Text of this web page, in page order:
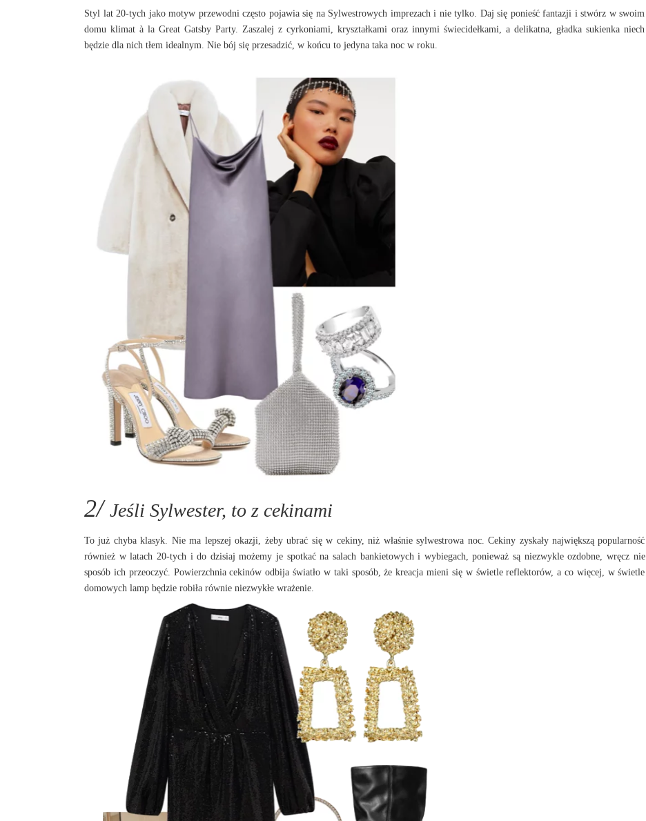
Styl lat 20-tych jako motyw przewodni często pojawia się na Sylwestrowych imprezach i nie tylko. Daj się ponieść fantazji i stwórz w swoim
domu klimat à la Great Gatsby Party. Zaszalej z cyrkoniami, kryształkami oraz innymi świecidełkami, a delikatna, gładka sukienka niech
będzie dla nich tłem idealnym. Nie bój się przesadzić, w końcu to jedyna taka noc w roku.
2/Jeśli Sylwester, to z cekinami
To już chyba klasyk. Nie ma lepszej okazji, żeby ubrać się w cekiny, niż właśnie sylwestrowa noc. Cekiny zyskały największą popularność
również w latach 20-tych i do dzisiaj możemy je spotkać na salach bankietowych i wybiegach, ponieważ są niezwykle ozdobne, wręcz nie
sposób ich przeoczyć. Powierzchnia cekinów odbija światło w taki sposób, że kreacja mieni się w świetle reflektorów, a co więcej, w świetle
domowych lamp będzie robiła równie niezwykłe wrażenie.